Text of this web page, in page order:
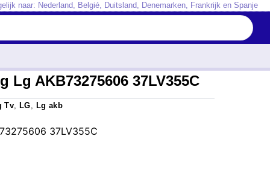
naar: Nederland, Belgié, Duitsland, Denemarken, Frankrijk en Spanje
Lg AKB73275606 37LV355C
Tv, LG, Lg akb
37LV355C